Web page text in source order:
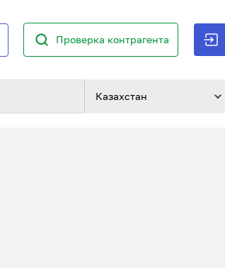
Проверка контрагента
Казахстан